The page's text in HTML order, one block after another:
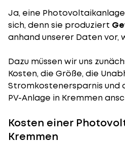
Ja, eine
sich, denn sie produziert
anhand unserer Daten vor,
Dazu müssen wir uns
Kosten, die Größe, die
Stromkostenersparnis und
PV-Anlage in Kremmen
Kosten einer
Kremmen